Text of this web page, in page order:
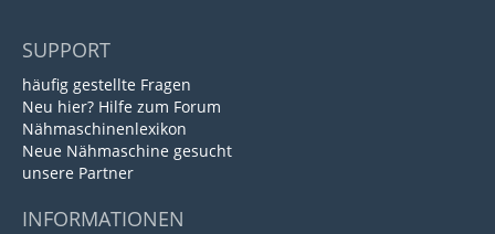
SUPPORT
häufig gestellte Fragen
Neu hier? Hilfe zum Forum
Nähmaschinenlexikon
Neue Nähmaschine gesucht
unsere Partner
INFORMATIONEN